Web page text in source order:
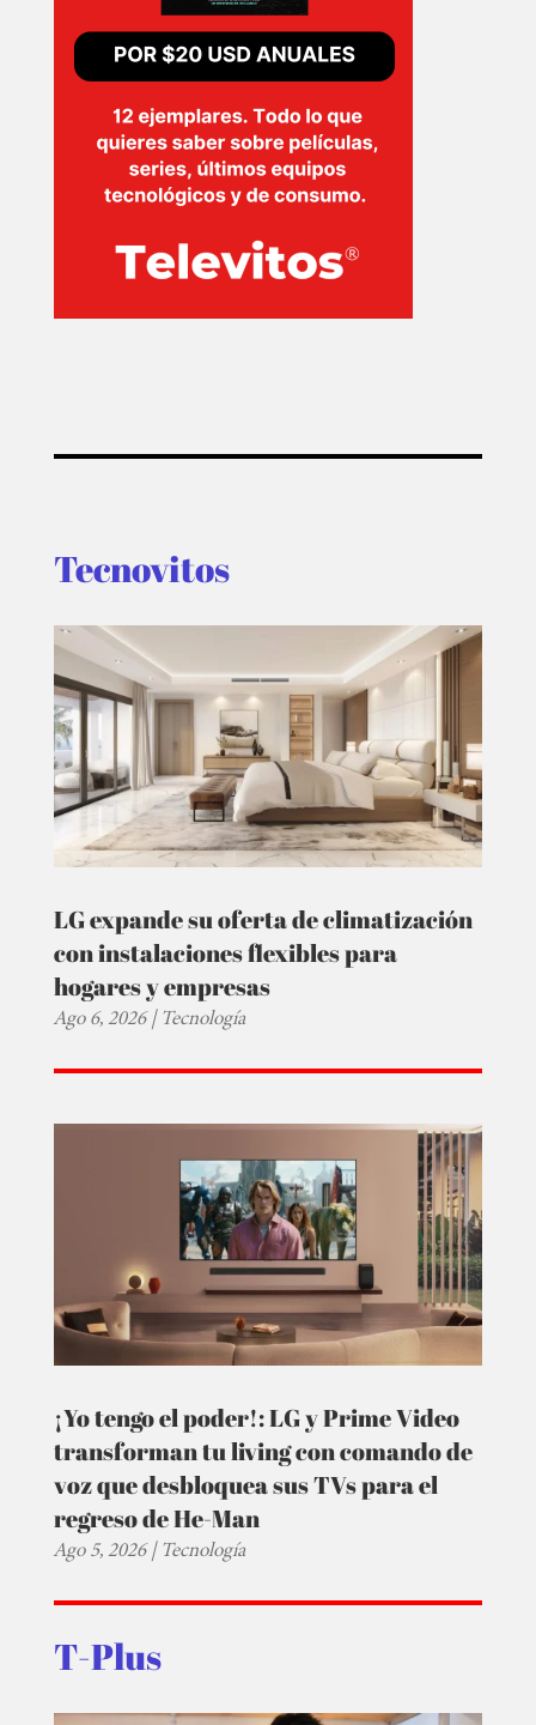
Tecnovitos
LG expande su oferta de climatización
con instalaciones flexibles para
hogares y empresas
Ago 6, 2026|Tecnología
¡Yo tengo el poder!: LG y Prime Video
transforman tu living con comando de
voz que desbloquea sus TVs para el
regreso de He-Man
Ago 5, 2026|Tecnología
T-Plus